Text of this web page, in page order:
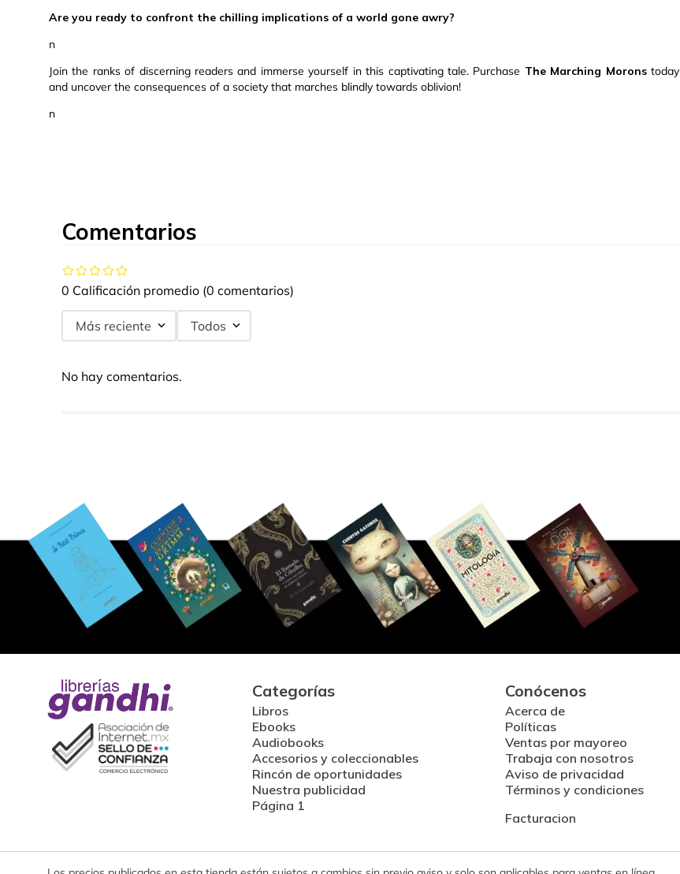
Are you ready to confront the chilling implications of a world gone awry?
n
Join the ranks of discerning readers and immerse yourself in this captivating tale. Purchase The Marching Moronstoday
and uncover the consequences of a society that marches blindly towards oblivion!
n
Comentarios
0 Calificación promedio (0 comentarios)
Más reciente Todos
No hay comentarios.
Categorías
Libros
Ebooks
Audiobooks
Accesorios y coleccionables
Rincón de oportunidades
Nuestra publicidad
Página 1
Conócenos
Acerca de
Políticas
Ventas por mayoreo
Trabaja con nosotros
Aviso de privacidad
Términos y condiciones
Facturacion